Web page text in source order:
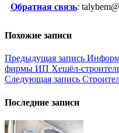
Обратная связь:
Похожие записи
Навигация
по
Предыдущая запись
фирмы ИП Xешёл-
Следующая запись
Последние записи